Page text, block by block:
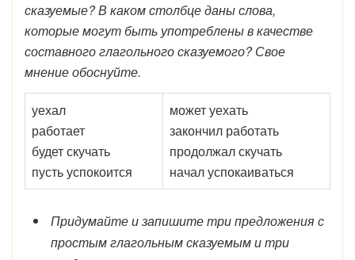
сказуемые? В каком столбце даны слова,
которые могут быть употреблены в качестве
составного глагольного сказуемого? Свое
мнение обоснуйте.
уехал
работает
будет скучать
пусть успокоится
может уехать
закончил работать
продолжал скучать
начал успокаиваться
Придумайте и запишите три предложения с
простым глагольным сказуемым и три